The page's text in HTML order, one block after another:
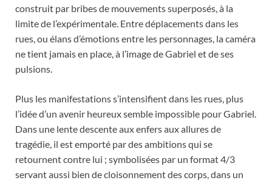
construit par bribes de mouvements superposés, à la
limite de l’expérimentale. Entre déplacements dans les
rues, ou élans d’émotions entre les personnages, la caméra
ne tient jamais en place, à l’image de Gabriel et de ses
pulsions.
Plus les manifestations s’intensifient dans les rues, plus
l’idée d’un avenir heureux semble impossible pour Gabriel.
Dans une lente descente aux enfers aux allures de
tragédie, il est emporté par des ambitions qui se
retournent contre lui ; symbolisées par un format 4/3
servant aussi bien de cloisonnement des corps, dans un